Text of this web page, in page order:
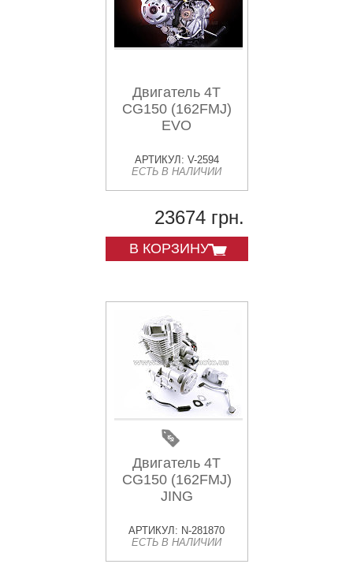
Двигатель 4T
CG150 (162FMJ)
EVO
АРТИКУЛ: V-2594
ЕСТЬ В НАЛИЧИИ
23674 грн.
В КОРЗИНУ
Двигатель 4T
CG150 (162FMJ)
JING
АРТИКУЛ: N-281870
ЕСТЬ В НАЛИЧИИ